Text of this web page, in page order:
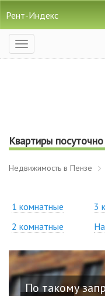
Рент-Индекс
Открыть
навигацию
Квартиры
Недвижимость в Пензе
1 комнатные
2 комнатные
3
По такому